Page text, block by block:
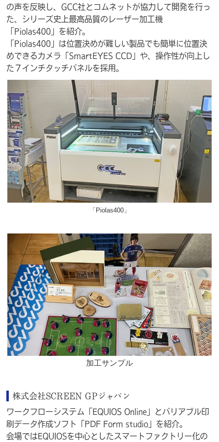
の声を反映し、GCC社とコムネットが協力して開発を行っ
た、シリーズ史上最高品質のレーザー加工機
「Piolas400」を紹介。
「Piolas400」は位置決めが難しい製品でも簡単に位置決
めできるカメラ「SmartEYES CCD」や、操作性が向上し
た７インチタッチパネルを採用。
「Piolas400」
加工サンプル
株式会社SCREEN GPジャパン
ワークフローシステム「EQUIOS Online」とバリアブル印
刷データ作成ソフト「PDF Form studio」を紹介。
会場ではEQUIOSを中心としたスマートファクトリー化の